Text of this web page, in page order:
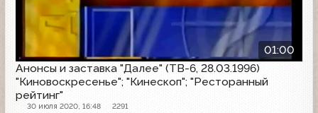
01:00
Анонсы и заставка "Далее" (ТВ-6, 28.03.1996)
"Киновоскресенье"; "Кинескоп"; "Ресторанный
рейтинг"
30 июля 2020, 16:48 2291